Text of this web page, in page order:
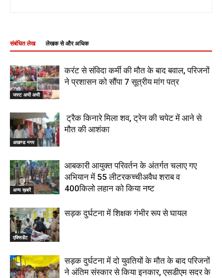
संबंधित लेख लेखक से और अधिक
जस्ट अभी अभी
करंट से संविदा कर्मी की मौत के बाद बवाल, परिजनों
ने प्रशासन को सौंपा 7 सूत्रीय मांग पत्र
अखण्ड नगर
ट्रैक किनारे मिला शव, ट्रेन की चपेट में आने से
मौत की आशंका
अन्य ख़बरें
आबकारी आयुक्त परिवर्तन के अंतर्गत चलाए गए
अभियान में 55 लीटरकच्चीअवैध शराब व
400किलो लहान को किया नष्ट
एक्सिडेंट
सड़क दुर्घटना में शिक्षक गंभीर रूप से घायल
सड़क दुर्घटना में दो युवतियों के मौत के बाद परिजनों
ने अंतिम संस्कार से किया इनकार, एसडीएम सदर के